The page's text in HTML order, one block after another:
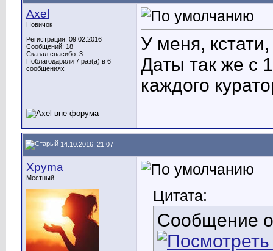
Axel
Новичок
Регистрация: 09.02.2016
Сообщений: 18
Сказал спасибо: 3
Поблагодарили 7 раз(а) в 6
сообщениях
У меня,
Даты так же с
каждого
14.10.2016, 21:07
Xpyma
Местный
Цитата:
Сообщение